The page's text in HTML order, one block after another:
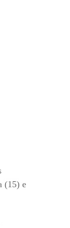
(15) e